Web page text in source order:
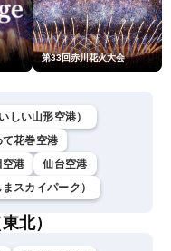
第33回赤川花火大会
しい山形空港）
て花巻空港
空港
仙台空港
スカイパーク）
北）